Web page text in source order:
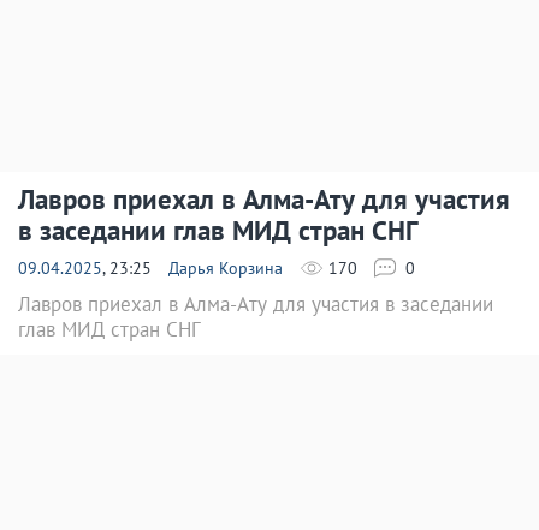
Лавров приехал в Алма-Ату для участия
в заседании глав МИД стран СНГ
09.04.2025, 23:25 Дарья Корзина 170 0
Лавров приехал в Алма-Ату для участия в заседании
глав МИД стран СНГ